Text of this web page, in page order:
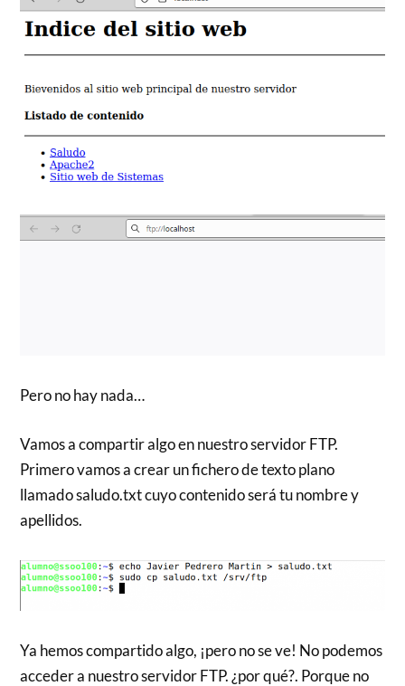
Pero no hay nada…
Vamos a compartir algo en nuestro servidor FTP.
Primero vamos a crear un fichero de texto plano
llamado saludo.txt cuyo contenido será tu nombre y
apellidos.
Ya hemos compartido algo, ¡pero no se ve! No podemos
acceder a nuestro servidor FTP. ¿por qué?. Porque no